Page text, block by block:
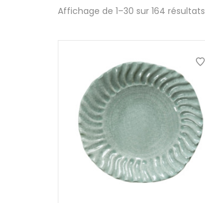
Affichage de 1–30 sur 164 résultats